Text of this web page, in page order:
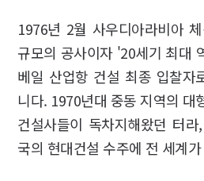
1976년 2월 사우디아라비아
규모의 공사이자 '20세기 최대
베일 산업항 건설 최종 입찰자
니다. 1970년대 중동 지역의 대
건설사들이 독차지해왔던 터
국의 현대건설 수주에 전 세계